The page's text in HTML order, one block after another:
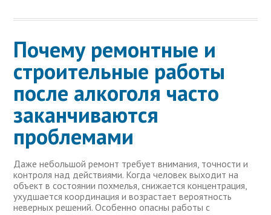
Почему ремонтные и
строительные работы
после алкоголя часто
заканчиваются
проблемами
Даже небольшой ремонт требует внимания, точности и
контроля над действиями. Когда человек выходит на
объект в состоянии похмелья, снижается концентрация,
ухудшается координация и возрастает вероятность
неверных решений. Особенно опасны работы с